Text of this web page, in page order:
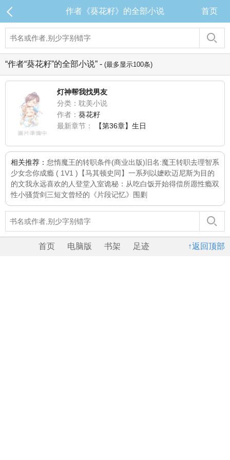
作者《葵花籽》的全部小说 首页
“作者“葵花籽”的全部小说” - (最多显示100条)
灯神帮我找男友
分类：耽美小说
作者： 葵花籽
最新章节：
【第36章】生日
相关推荐： 怠惰魔王的转职条件(商业出版)旧名:魔王转职去理智系
少女念你成瘾 ( 1V1 ) 【马其顿史同】一系列以嬷欧迈尼斯为目的
的文我永远喜欢的人登堂入室诡秘：从吃白饭开始得偿所愿性瘾双
性小骚货剑三短文曾经的《片段记忆》 围剿
↑返回顶部
首页 电脑版 书架 足迹